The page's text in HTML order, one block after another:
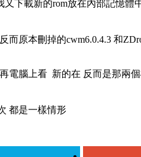
下載新的rom放在內部記憶體
而原本刪掉的cwm6.0.4.3 和
電腦上看 新的在 反而是那兩
都是一樣情形